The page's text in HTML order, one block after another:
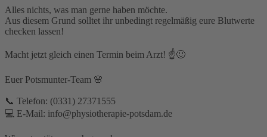
Alles nichts, was man gerne haben möchte.⁣
Aus diesem Grund solltet ihr unbedingt regelmäßig eure Blutwerte
checken lassen!⁣
Macht jetzt gleich einen Termin beim Arzt! ☝️🙂⁣
Euer Potsmunter-Team 🌸⁣
📞 Telefon: (0331) 27371555⁣⁣
💻 E-Mail: info@physiotherapie-potsdam.de⁣